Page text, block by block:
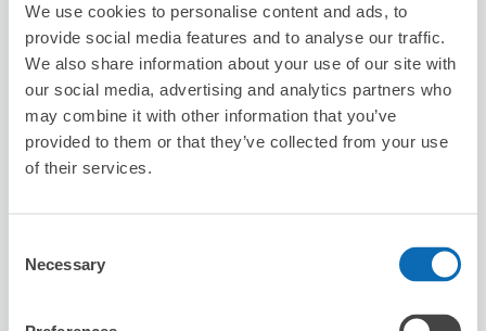
We use cookies to personalise content and ads, to
provide social media features and to analyse our traffic.
We also share information about your use of our site with
our social media, advertising and analytics partners who
may combine it with other information that you’ve
provided to them or that they’ve collected from your use
of their services.
Selection
Necessary
8/9日 六